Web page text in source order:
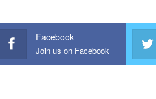
Facebook
Join us on Facebook